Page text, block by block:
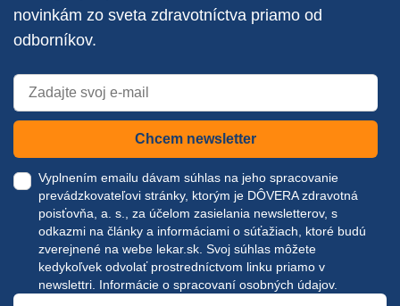
novinkám zo sveta zdravotníctva priamo od
odborníkov.
Chcem newsletter
Vyplnením emailu dávam súhlas na jeho spracovanie
prevádzkovateľovi stránky, ktorým je DÔVERA zdravotná
poisťovňa, a. s., za účelom zasielania newsletterov, s
odkazmi na články a informáciami o súťažiach, ktoré budú
zverejnené na webe lekar.sk . Svoj súhlas môžete
kedykoľvek odvolať prostredníctvom linku priamo v
newslettri. Informácie o spracovaní osobných údajov.